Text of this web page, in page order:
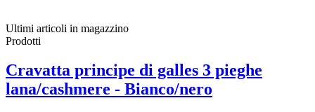
Ultimi articoli in magazzino
Prodotti
Cravatta principe di galles 3 pieghe
lana/cashmere - Bianco/nero